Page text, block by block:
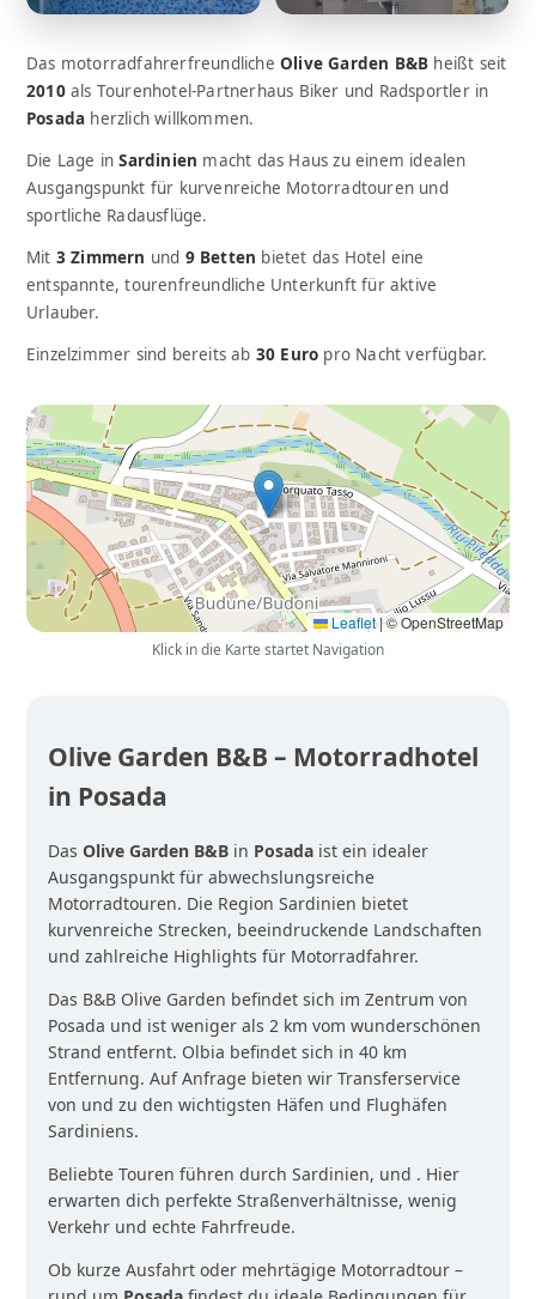
Das motorradfahrerfreundliche Olive Garden B&B heißt seit
2010als Tourenhotel-Partnerhaus Biker und Radsportler in
Posada herzlich willkommen.
Die Lage inSardinien macht das Haus zu einem idealen
Ausgangspunkt für kurvenreiche Motorradtouren und
sportliche Radausflüge.
Mit 3 Zimmern und 9 Betten bietet das Hotel eine
entspannte, tourenfreundliche Unterkunft für aktive
Urlauber.
Einzelzimmer sind bereits ab 30 Euro pro Nacht verfügbar.
Leaflet|© OpenStreetMap
Klick in die Karte startet Navigation
Olive Garden B&B – Motorradhotel
in Posada
Das Olive Garden B&B in Posada ist ein idealer
Ausgangspunkt für abwechslungsreiche
Motorradtouren. Die Region Sardinien bietet
kurvenreiche Strecken, beeindruckende Landschaften
und zahlreiche Highlights für Motorradfahrer.
Das B&B Olive Garden befindet sich im Zentrum von
Posada und ist weniger als 2 km vom wunderschönen
Strand entfernt. Olbia befindet sich in 40 km
Entfernung. Auf Anfrage bieten wir Transferservice
von und zu den wichtigsten Häfen und Flughäfen
Sardiniens.
Beliebte Touren führen durch Sardinien, und . Hier
erwarten dich perfekte Straßenverhältnisse, wenig
Verkehr und echte Fahrfreude.
Ob kurze Ausfahrt oder mehrtägige Motorradtour –